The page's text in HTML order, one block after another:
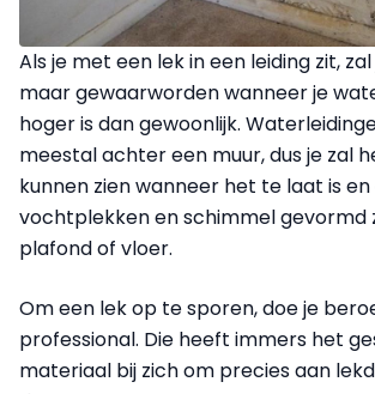
Als je met een lek in een leiding zit,
maar gewaarworden wanneer je
hoger is dan gewoonlijk.
meestal achter een muur, dus je zal
kunnen zien wanneer het te laat is
vochtplekken en schimmel gevormd
plafond of vloer.
Om een lek op te sporen, doe je
professional. Die heeft immers het
materiaal bij zich om precies aan